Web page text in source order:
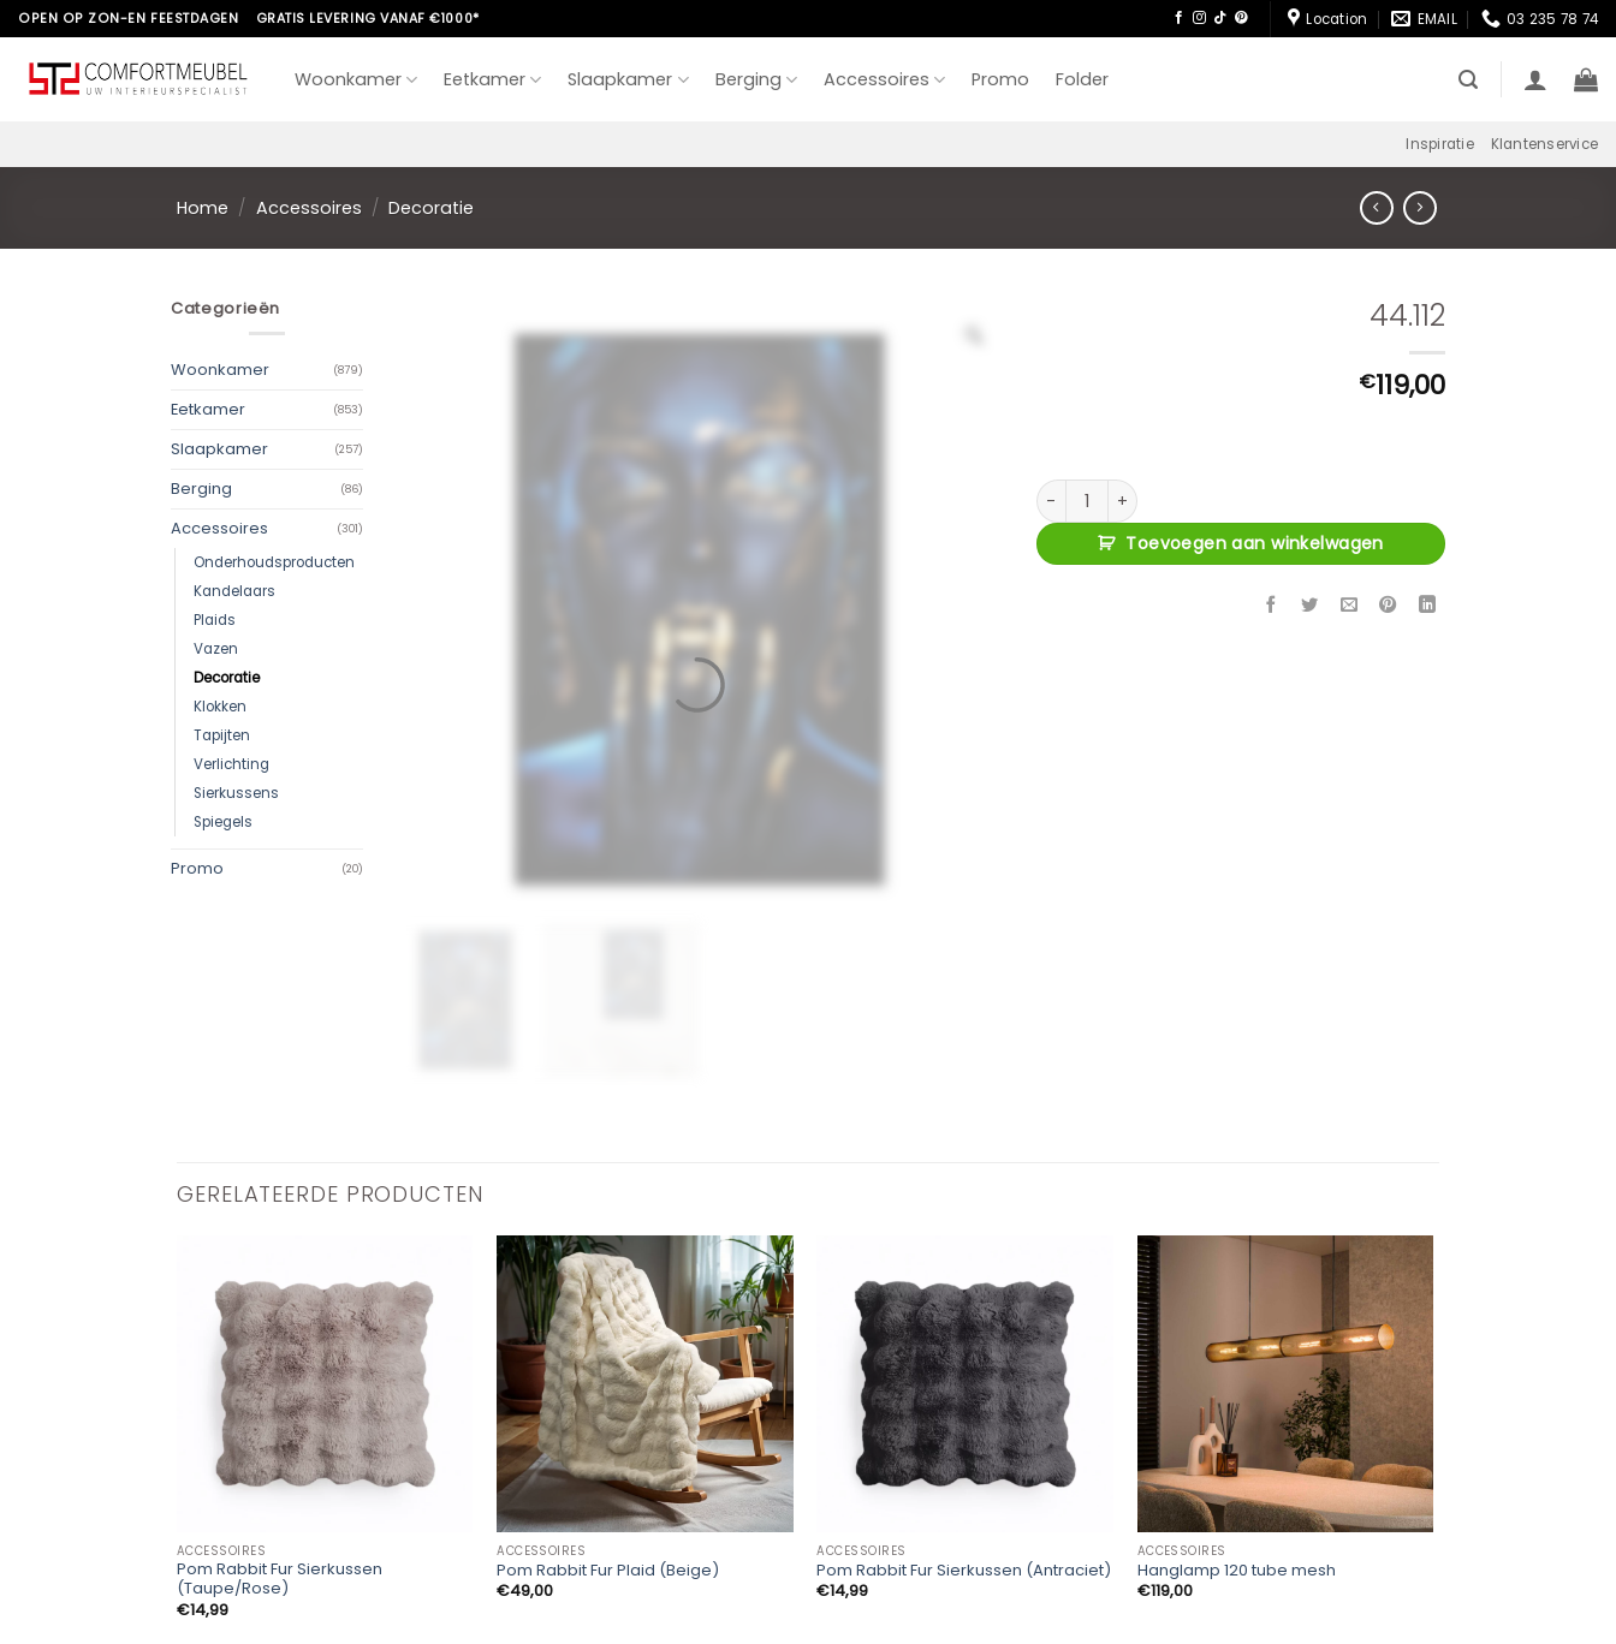
Skip
to
content
OPEN OP ZON-EN FEESTDAGEN GRATIS LEVERING VANAF €1000* Location EMAIL 03 235 78 74
Woonkamer Eetkamer Slaapkamer Berging Accessoires Promo Folder
Inspiratie Klantenservice
Home / Accessoires / Decoratie
Categorieën
Woonkamer (879)
Eetkamer (853)
Slaapkamer (257)
Berging (86)
Accessoires (301)
Onderhoudsproducten
Kandelaars
Plaids
Vazen
Decoratie
Klokken
Tapijten
Verlichting
Sierkussens
Spiegels
Promo (20)
44.112
€119,00
44.112 aantal
Toevoegen aan winkelwagen
GERELATEERDE PRODUCTEN
ACCESSOIRES
Pom Rabbit Fur Sierkussen
(Taupe/Rose)
€14,99
ACCESSOIRES
Pom Rabbit Fur Plaid (Beige)
€49,00
ACCESSOIRES
Pom Rabbit Fur Sierkussen (Antraciet)
€14,99
ACCESSOIRES
Hanglamp 120 tube mesh
€119,00